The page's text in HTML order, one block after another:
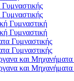
Γυμναστική
Γυμναστική
Γυμναστικής
Γυμναστικής
και Μηχανήματα
και Μηχανήματα